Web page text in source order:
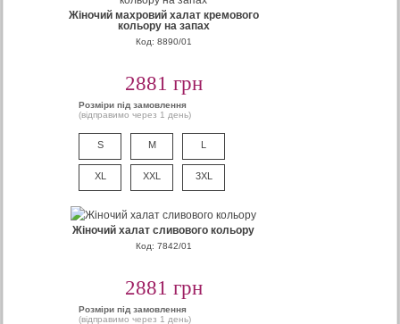
Жіночий махровий халат кремового
кольору на запах
Код: 8890/01
2881 грн
Розміри під замовлення
(відправимо через 1 день)
S M L
XL XXL 3XL
Жіночий халат сливового кольору
Код: 7842/01
2881 грн
Розміри під замовлення
(відправимо через 1 день)